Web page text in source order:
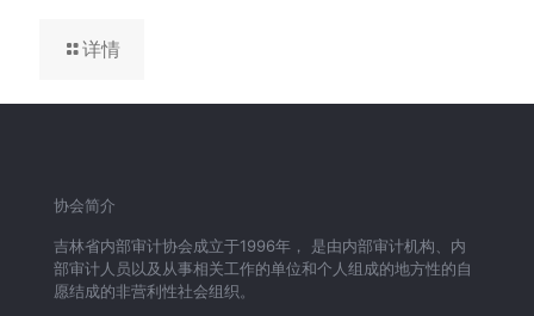
详情
协会简介
吉林省内部审计协会成立于1996年， 是由内部审计机构、内
部审计人员以及从事相关工作的单位和个人组成的地方性的自
愿结成的非营利性社会组织。